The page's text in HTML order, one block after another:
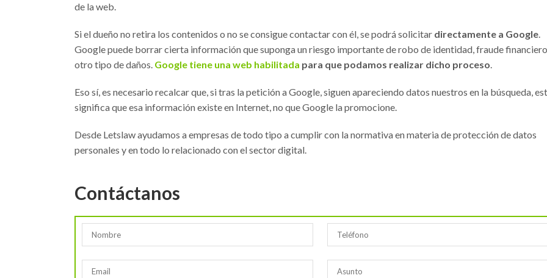
de la web.
Si el dueño no retira los contenidos o no se consigue contactar con él, se podrá solicitar directamente a Google.
Google puede borrar cierta información que suponga un riesgo importante de robo de identidad, fraude
otro tipo de daños. Google tiene una web habilitada para que podamos realizar dicho proceso.
Eso sí, es necesario recalcar que, si tras la petición a Google, siguen apareciendo datos nuestros en la búsqueda,
significa que esa información existe en Internet, no que Google la promocione.
Desde Letslaw ayudamos a empresas de todo tipo a cumplir con la normativa en materia de protección de datos
personales y en todo lo relacionado con el sector digital.
Contáctanos